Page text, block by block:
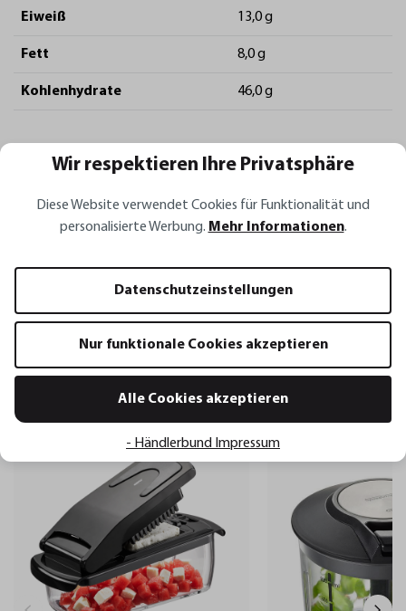
Eiweiß 13,0 g
Fett 8,0 g
Kohlenhydrate 46,0 g
Kategorie Vegetarisch
Empfohlene Küchenwerkzeuge für
dieses Rezept
Wir respektieren Ihre Privatsphäre
Diese Website verwendet Cookies für Funktionalität und
personalisierte Werbung. Mehr Informationen.
Datenschutzeinstellungen
Nur funktionale Cookies akzeptieren
Alle Cookies akzeptieren
- Händlerbund Impressum